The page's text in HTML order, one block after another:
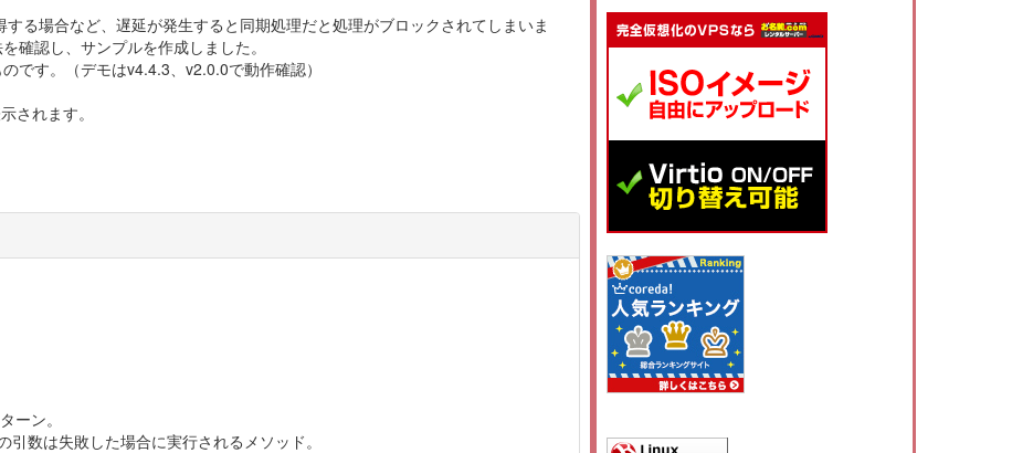
る場合など、遅延が発生すると同期処理だと処理がブロックされてしまいま
確認し、サンプルを作成しました。
です。（デモはv4.4.3、v2.0.0で動作確認）
されます。
ーン。
数は失敗した場合に実行されるメソッド。